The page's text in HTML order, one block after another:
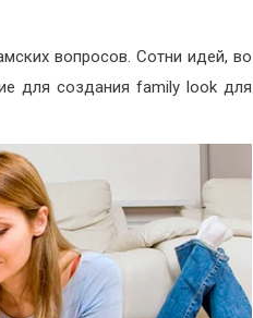
вопросов. Сотни идей, во
для создания family look для